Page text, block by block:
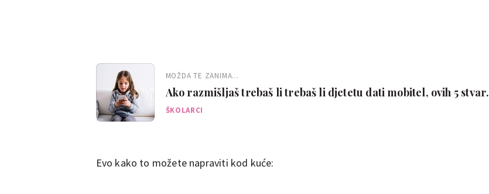
MOŽDA TE ZANIMA...
Ako razmišljaš trebaš li trebaš li djetetu dati mobitel, ovih 5 stvari
bi bilo dobro znati
ŠKOLARCI
Evo kako to možete napraviti kod kuće: